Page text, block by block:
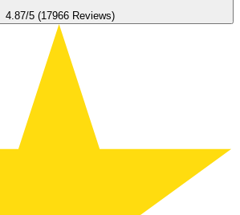
4.87/5 (17966 Reviews)